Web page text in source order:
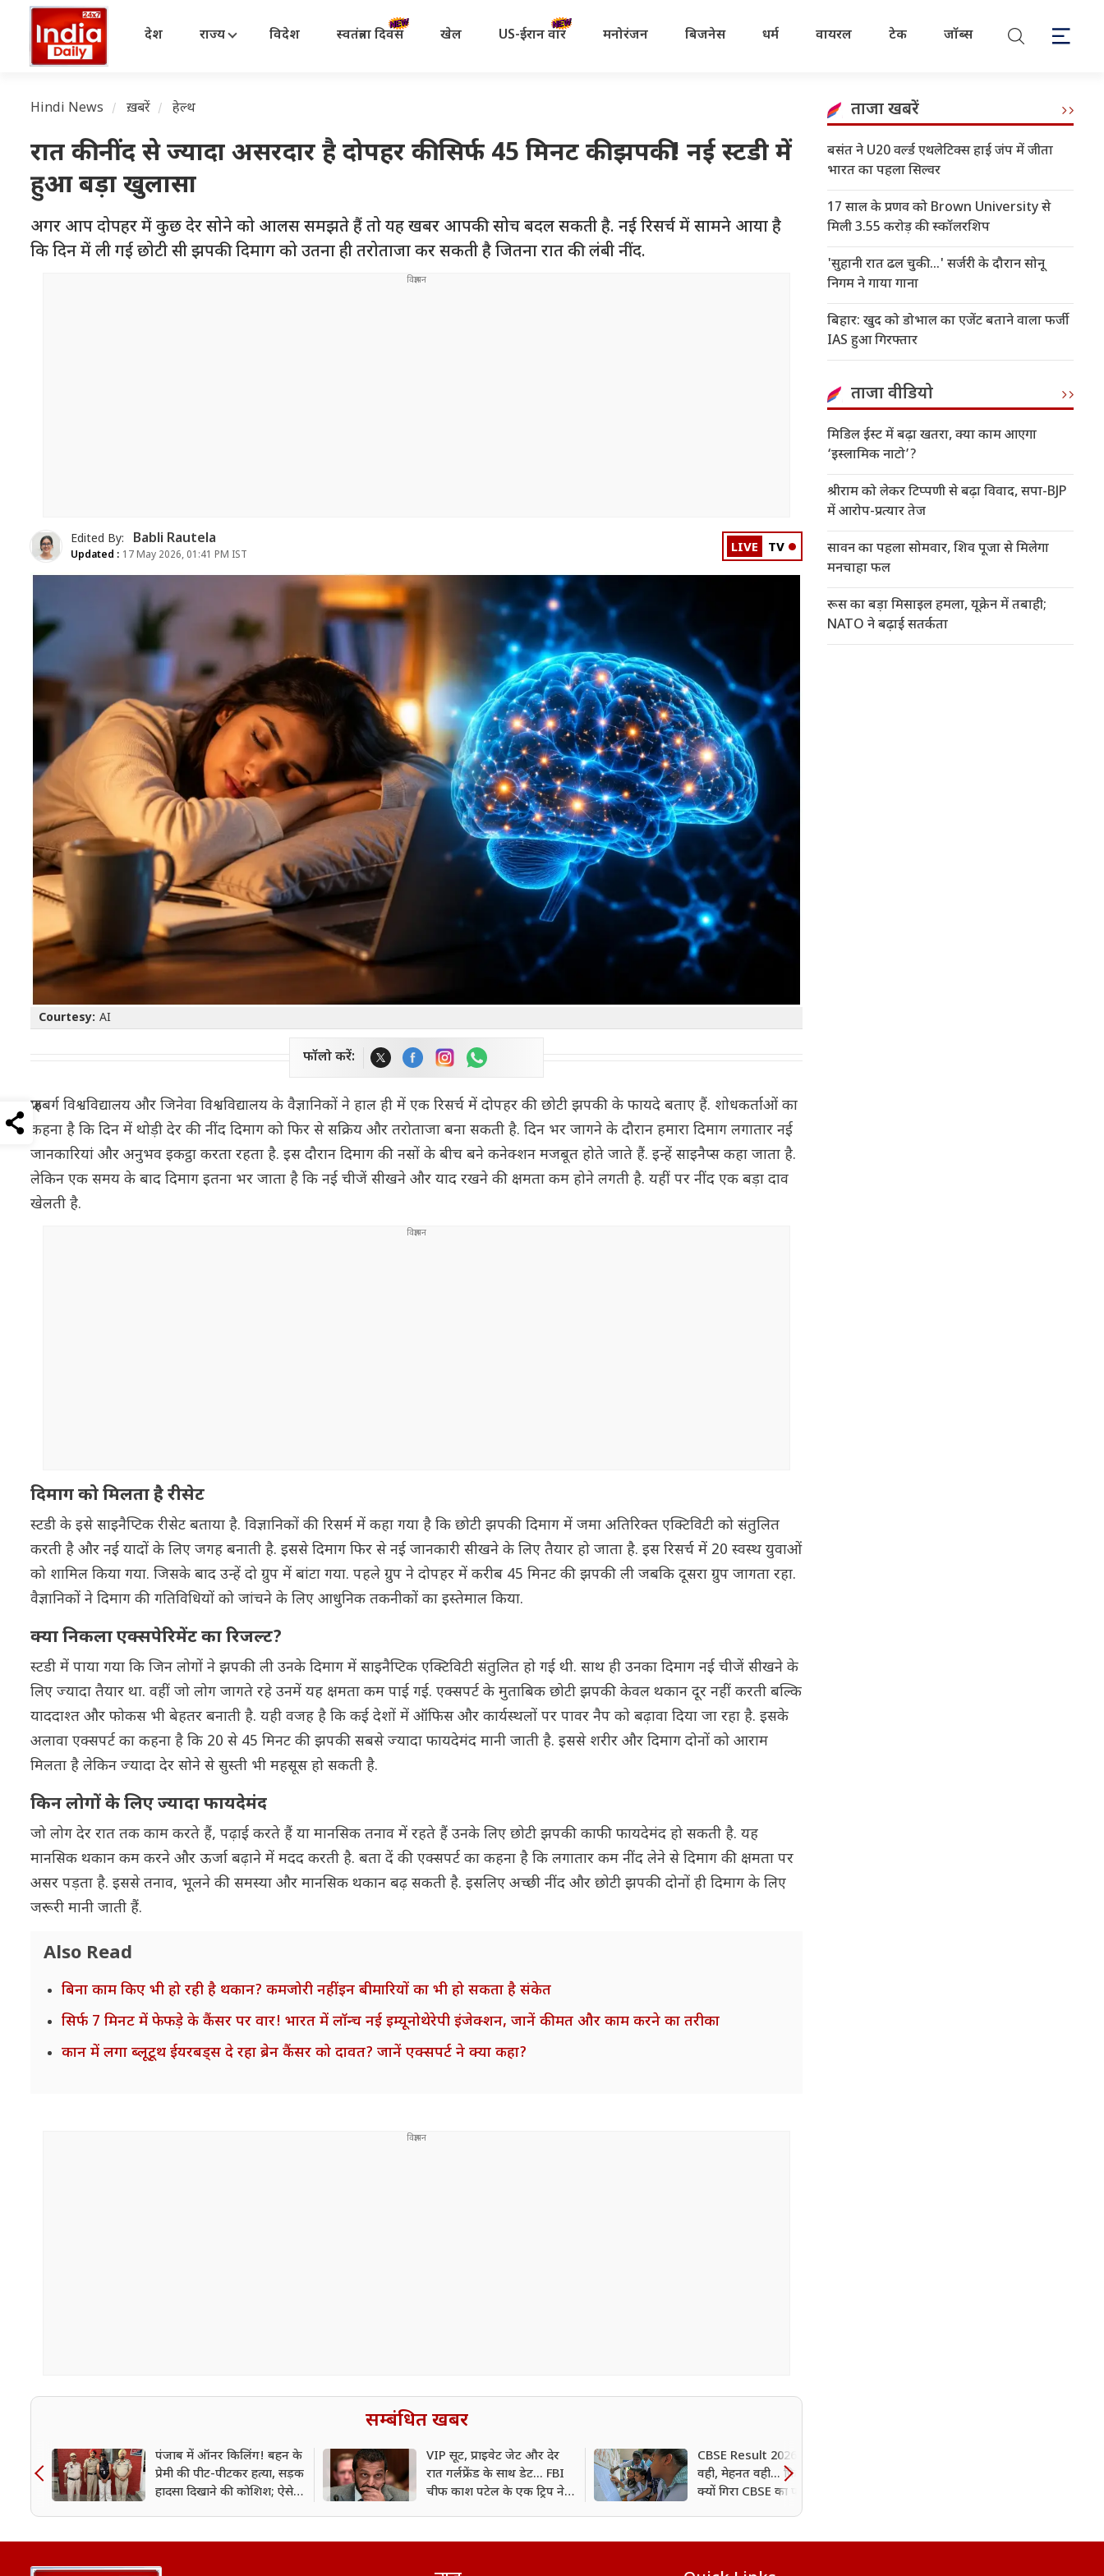
देश राज्य विदेश स्वतंत्रता दिवस खेल US-ईरान वॉर मनोरंजन बिजनेस धर्म वायरल टेक जॉब्स
Hindi News ख़बरें हेल्थ
रात की नींद से ज्यादा असरदार है दोपहर की सिर्फ 45 मिनट की झपकी! नई स्टडी में
हुआ बड़ा खुलासा
अगर आप दोपहर में कुछ देर सोने को आलस समझते हैं तो यह खबर आपकी सोच बदल सकती है. नई रिसर्च में सामने आया है
कि दिन में ली गई छोटी सी झपकी दिमाग को उतना ही तरोताजा कर सकती है जितना रात की लंबी नींद.
Edited By: Babli Rautela
Updated : 17 May 2026, 01:41 PM IST LIVE TV
Courtesy: AI
फॉलो करें:
फ्राइबर्ग विश्वविद्यालय और जिनेवा विश्वविद्यालय के वैज्ञानिकों ने हाल ही में एक रिसर्च में दोपहर की छोटी झपकी के फायदे बताए हैं. शोधकर्ताओं का
कहना है कि दिन में थोड़ी देर की नींद दिमाग को फिर से सक्रिय और तरोताजा बना सकती है. दिन भर जागने के दौरान हमारा दिमाग लगातार नई
जानकारियां और अनुभव इकट्ठा करता रहता है. इस दौरान दिमाग की नसों के बीच बने कनेक्शन मजबूत होते जाते हैं. इन्हें साइनैप्स कहा जाता है.
लेकिन एक समय के बाद दिमाग इतना भर जाता है कि नई चीजें सीखने और याद रखने की क्षमता कम होने लगती है. यहीं पर नींद एक बड़ा दाव
खेलती है.
दिमाग को मिलता है रीसेट
स्टडी के इसे साइनैप्टिक रीसेट बताया है. विज्ञानिकों की रिसर्म में कहा गया है कि छोटी झपकी दिमाग में जमा अतिरिक्त एक्टिविटी को संतुलित
करती है और नई यादों के लिए जगह बनाती है. इससे दिमाग फिर से नई जानकारी सीखने के लिए तैयार हो जाता है. इस रिसर्च में 20 स्वस्थ युवाओं
को शामिल किया गया. जिसके बाद उन्हें दो ग्रुप में बांटा गया. पहले ग्रुप ने दोपहर में करीब 45 मिनट की झपकी ली जबकि दूसरा ग्रुप जागता रहा.
वैज्ञानिकों ने दिमाग की गतिविधियों को जांचने के लिए आधुनिक तकनीकों का इस्तेमाल किया.
क्या निकला एक्सपेरिमेंट का रिजल्ट?
स्टडी में पाया गया कि जिन लोगों ने झपकी ली उनके दिमाग में साइनैप्टिक एक्टिविटी संतुलित हो गई थी. साथ ही उनका दिमाग नई चीजें सीखने के
लिए ज्यादा तैयार था. वहीं जो लोग जागते रहे उनमें यह क्षमता कम पाई गई. एक्सपर्ट के मुताबिक छोटी झपकी केवल थकान दूर नहीं करती बल्कि
याददाश्त और फोकस भी बेहतर बनाती है. यही वजह है कि कई देशों में ऑफिस और कार्यस्थलों पर पावर नैप को बढ़ावा दिया जा रहा है. इसके
अलावा एक्सपर्ट का कहना है कि 20 से 45 मिनट की झपकी सबसे ज्यादा फायदेमंद मानी जाती है. इससे शरीर और दिमाग दोनों को आराम
मिलता है लेकिन ज्यादा देर सोने से सुस्ती भी महसूस हो सकती है.
किन लोगों के लिए ज्यादा फायदेमंद
जो लोग देर रात तक काम करते हैं, पढ़ाई करते हैं या मानसिक तनाव में रहते हैं उनके लिए छोटी झपकी काफी फायदेमंद हो सकती है. यह
मानसिक थकान कम करने और ऊर्जा बढ़ाने में मदद करती है. बता दें की एक्सपर्ट का कहना है कि लगातार कम नींद लेने से दिमाग की क्षमता पर
असर पड़ता है. इससे तनाव, भूलने की समस्या और मानसिक थकान बढ़ सकती है. इसलिए अच्छी नींद और छोटी झपकी दोनों ही दिमाग के लिए
जरूरी मानी जाती हैं.
Also Read
बिना काम किए भी हो रही है थकान? कमजोरी नहीं इन बीमारियों का भी हो सकता है संकेत
सिर्फ 7 मिनट में फेफड़े के कैंसर पर वार! भारत में लॉन्च नई इम्यूनोथेरेपी इंजेक्शन, जानें कीमत और काम करने का तरीका
कान में लगा ब्लूटूथ ईयरबड्स दे रहा ब्रेन कैंसर को दावत? जानें एक्सपर्ट ने क्या कहा?
सम्बंधित खबर
पंजाब में ऑनर किलिंग! बहन के
प्रेमी की पीट-पीटकर हत्या, सड़क
हादसा दिखाने की कोशिश; ऐसे
VIP सूट, प्राइवेट जेट और देर
रात गर्लफ्रेंड के साथ डेट... FBI
चीफ काश पटेल के एक ट्रिप ने
CBSE Result 2026: कॉपी
वही, मेहनत वही... फिर इस बार
क्यों गिरा CBSE का पास
प्रतिशत? आप भी जानिए
ताजा खबरें
बसंत ने U20 वर्ल्ड एथलेटिक्स हाई जंप में जीता
भारत का पहला सिल्वर
17 साल के प्रणव को Brown University से
मिली 3.55 करोड़ की स्कॉलरशिप
'सुहानी रात ढल चुकी...' सर्जरी के दौरान सोनू
निगम ने गाया गाना
बिहार: खुद को डोभाल का एजेंट बताने वाला फर्जी
IAS हुआ गिरफ्तार
ताजा वीडियो
मिडिल ईस्ट में बढ़ा खतरा, क्या काम आएगा
‘इस्लामिक नाटो’?
श्रीराम को लेकर टिप्पणी से बढ़ा विवाद, सपा-BJP
में आरोप-प्रत्यार तेज
सावन का पहला सोमवार, शिव पूजा से मिलेगा
मनचाहा फल
रूस का बड़ा मिसाइल हमला, यूक्रेन में तबाही;
NATO ने बढ़ाई सतर्कता